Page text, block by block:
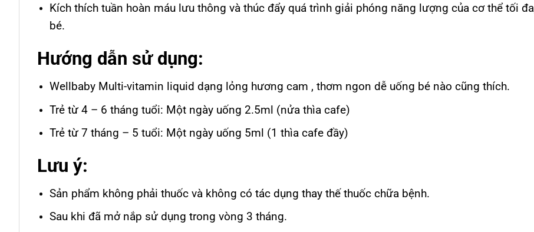
Kích thích tuần hoàn máu lưu thông và thúc đẩy quá trình giải phóng năng lượng của cơ thể tối
bé.
Hướng dẫn sử dụng:
Wellbaby Multi-vitamin liquid dạng lỏng hương cam , thơm ngon dễ uống bé nào cũng thích.
Trẻ từ 4 – 6 tháng tuổi: Một ngày uống 2.5ml (nửa thìa cafe)
Trẻ từ 7 tháng – 5 tuổi: Một ngày uống 5ml (1 thìa cafe đầy)
Lưu ý:
Sản phẩm không phải thuốc và không có tác dụng thay thế thuốc chữa bệnh.
Sau khi đã mở nắp sử dụng trong vòng 3 tháng.